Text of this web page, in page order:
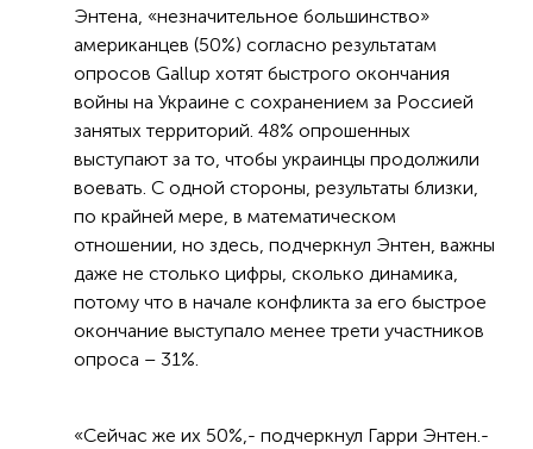
Энтена, «незначительное большинство»
американцев (50%) согласно результатам
опросов Gallup хотят быстрого окончания
войны на Украине с сохранением за Россией
занятых территорий. 48% опрошенных
выступают за то, чтобы украинцы продолжили
воевать. С одной стороны, результаты близки,
по крайней мере, в математическом
отношении, но здесь, подчеркнул Энтен, важны
даже не столько цифры, сколько динамика,
потому что в начале конфликта за его быстрое
окончание выступало менее трети участников
опроса – 31%.
«Сейчас же их 50%,- подчеркнул Гарри Энтен.-